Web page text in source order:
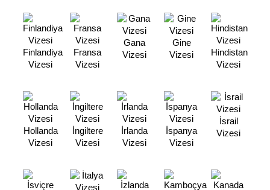
Finlandiya
Vizesi
Fransa
Vizesi
Gana
Vizesi
Gine
Vizesi
Hindistan
Vizesi
Hollanda
Vizesi
İngiltere
Vizesi
İrlanda
Vizesi
İspanya
Vizesi
İsrail
Vizesi